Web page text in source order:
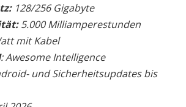
128/256 Gigabyte
5.000 Milliamperestunden
mit Kabel
: Awesome Intelligence
und Sicherheitsupdates bis